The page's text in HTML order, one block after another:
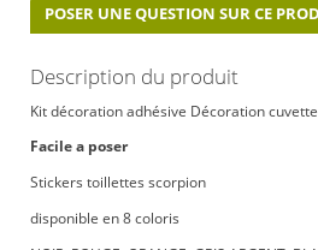
POSER UNE QUESTION SUR CE
Description du produit
Kit décoration adhésive Décoration
Facile a poser
Stickers toillettes scorpion
disponible en 8 coloris